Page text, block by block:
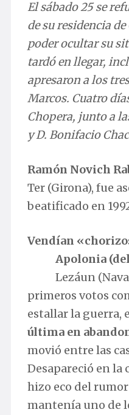
El sábado 25 se
de su residencia
poder ocultar su
tardó en llegar,
apresaron a los
Marcos. Cuatro
Chopera, junto a
y D. Bonifacio
Ramón Novich
Ter (Girona), fue
beatificado en
Vendían
Apolonia
Lezáun
primeros votos
estallar la guerra,
última en
movió entre las
Desapareció en la
hizo eco del
mantenía uno de